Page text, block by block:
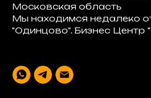
Московская область
Мы находимся недалеко
"Одинцово". Бизнес Центр